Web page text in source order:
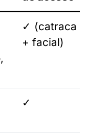
✓ (catraca
+ facial)
✓